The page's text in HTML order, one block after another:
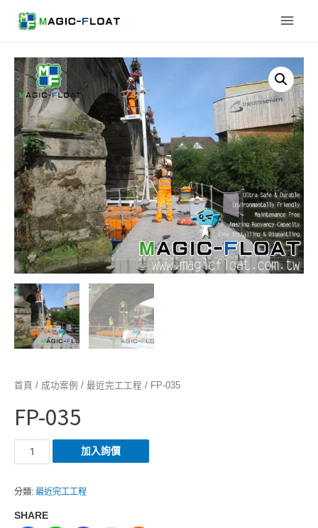
Main
首頁 / 成功案例 / 最近完工工程 / FP-035
FP-035
035
加入詢價
分類: 最近完工工程
SHARE